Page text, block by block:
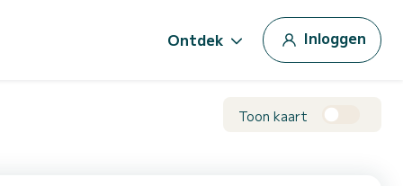
Ontdek Inloggen
Toon kaart